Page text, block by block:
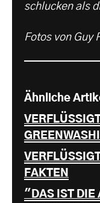
schlucken als
Fotos von Guy
Ähnliche
FAKTEN
"DAS IST DIE